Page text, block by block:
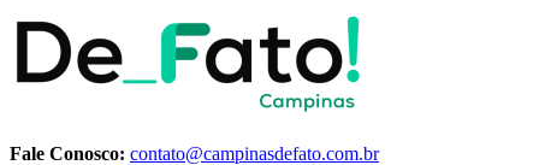
Fale Conosco: contato@campinasdefato.com.br